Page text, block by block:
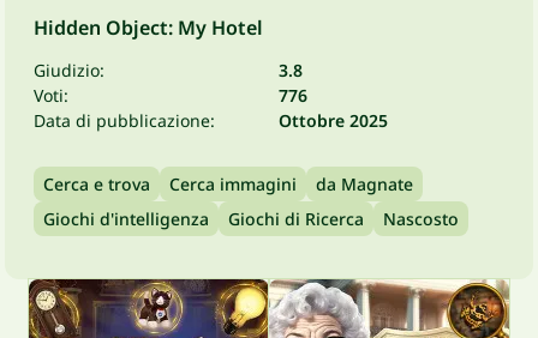
Hidden Object: My Hotel
Giudizio:
3.8
Voti:
776
Data di pubblicazione:
Ottobre 2025
Cerca e trova Cerca immagini
da Magnate
Giochi d'intelligenza
Giochi di Ricerca Nascosto